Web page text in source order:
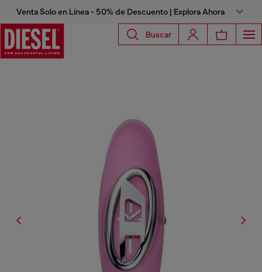
Venta Solo en Línea - 50% de Descuento | Explora Ahora
Buscar